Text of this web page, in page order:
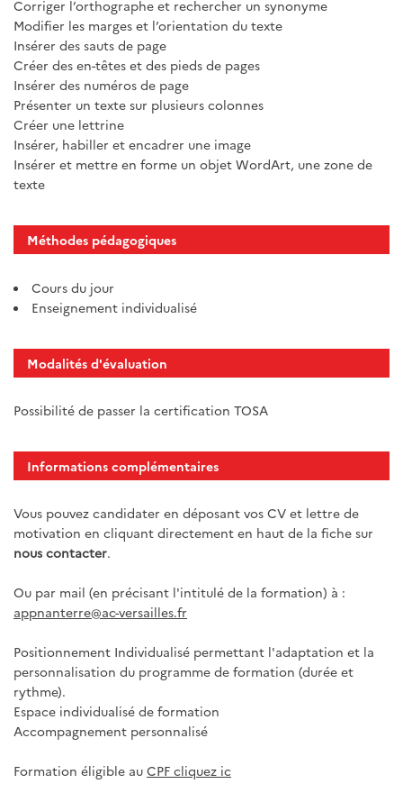
Corriger l’orthographe et rechercher un synonyme
Modifier les marges et l’orientation du texte
Insérer des sauts de page
Créer des en-têtes et des pieds de pages
Insérer des numéros de page
Présenter un texte sur plusieurs colonnes
Créer une lettrine
Insérer, habiller et encadrer une image
Insérer et mettre en forme un objet WordArt, une zone de
texte
Méthodes pédagogiques
Cours du jour
Enseignement individualisé
Modalités d'évaluation
Possibilité de passer la certification TOSA
Informations complémentaires
Vous pouvez candidater en déposant vos CV et lettre de
motivation en cliquant directement en haut de la fiche sur
nous contacter.
Ou par mail (en précisant l'intitulé de la formation) à :
appnanterre@ac-versailles.fr
Positionnement Individualisé permettant l'adaptation et la
personnalisation du programme de formation (durée et
rythme).
Espace individualisé de formation
Accompagnement personnalisé
Formation éligible au CPF cliquez ic